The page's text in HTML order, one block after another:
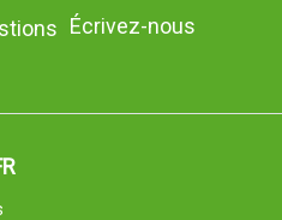
Écrivez-nous